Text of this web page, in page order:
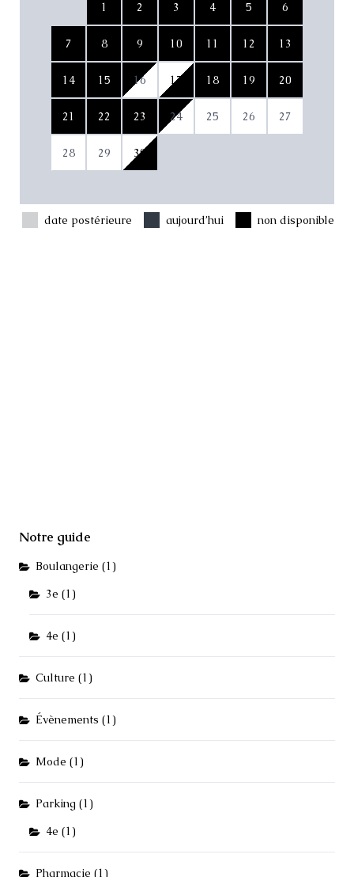
1 2 3 4 5 6
7 8 9 10 11 12 13
14 15 16 17 18 19 20
21 22 23 24 25 26 27
28 29 30
date postérieure aujourd’hui non disponible
Notre guide
Boulangerie (1)
3e (1)
4e (1)
Culture (1)
Évènements (1)
Mode (1)
Parking (1)
4e (1)
Pharmacie (1)